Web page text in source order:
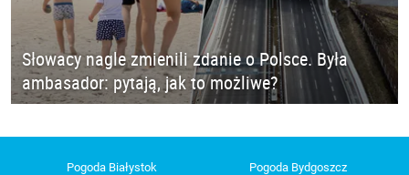
Słowacy nagle zmienili zdanie o Polsce. Była
ambasador: pytają, jak to możliwe?
Pogoda Białystok Pogoda Bydgoszcz